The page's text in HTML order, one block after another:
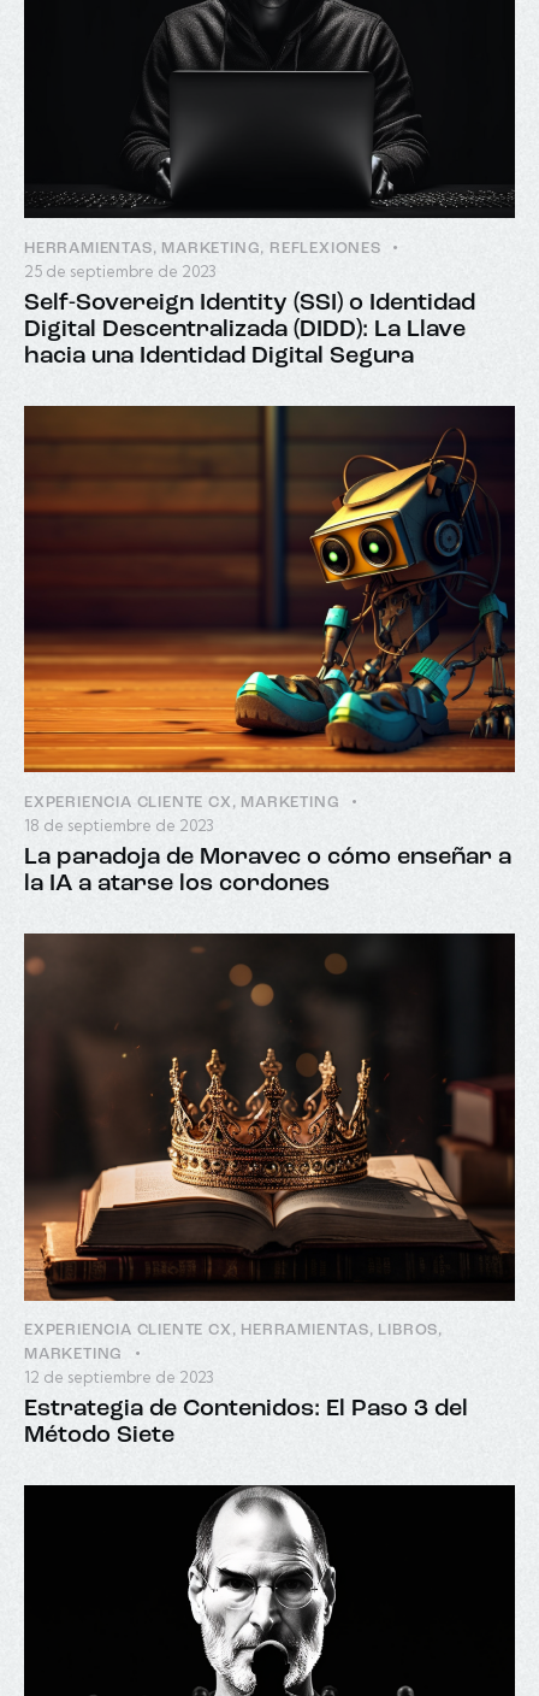
HERRAMIENTAS, MARKETING, REFLEXIONES
25 de septiembre de 2023
Self-Sovereign Identity (SSI) o Identidad
Digital Descentralizada (DIDD): La Llave
hacia una Identidad Digital Segura
EXPERIENCIA CLIENTE CX , MARKETING
18 de septiembre de 2023
La paradoja de Moravec o cómo enseñar a
la IA a atarse los cordones
EXPERIENCIA CLIENTE CX , HERRAMIENTAS, LIBROS,
MARKETING
12 de septiembre de 2023
Estrategia de Contenidos: El Paso 3 del
Método Siete